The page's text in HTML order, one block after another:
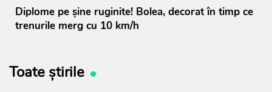
Diplome pe șine ruginite! Bolea, decorat în timp ce
trenurile merg cu 10 km/h
Toate știrile